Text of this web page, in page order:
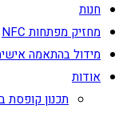
SEARCH
חנות
מחזיק מפתחות NFC
מידול בהתאמה
אודות
תכנון קופסת